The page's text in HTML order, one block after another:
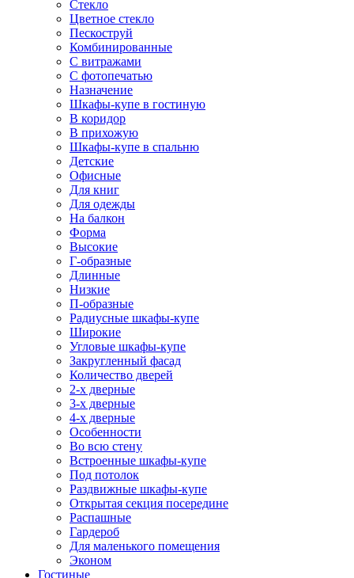
Стекло
Цветное стекло
Пескоструй
Комбинированные
С витражами
С фотопечатью
Назначение
Шкафы-купе в гостиную
В коридор
В прихожую
Шкафы-купе в спальню
Детские
Офисные
Для книг
Для одежды
На балкон
Форма
Высокие
Г-образные
Длинные
Низкие
П-образные
Радиусные шкафы-купе
Широкие
Угловые шкафы-купе
Закругленный фасад
Количество дверей
2-х дверные
3-х дверные
4-х дверные
Особенности
Во всю стену
Встроенные шкафы-купе
Под потолок
Раздвижные шкафы-купе
Открытая секция посередине
Распашные
Гардероб
Для маленького помещения
Эконом
Гостиные